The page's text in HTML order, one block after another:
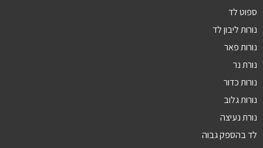
ספוט לד
נורות ליבון לד
נורות פאר
נורת נר
נורות כדור
נורות גלוב
נורת נעיצה
לד בהספק גבוה